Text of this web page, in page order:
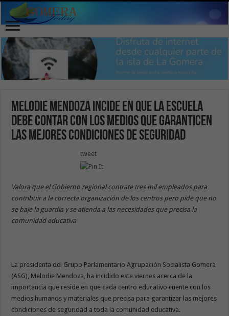
Melodie Mendoza incide en que la escuela
debe contar con los medios que garanticen
las mejores condiciones de seguridad
tweet
Valora que el Gobierno regional contrate tres mil empleados para
contribuir a la correcta organización de los centros pero pide que no
se baje la guardia y se atienda a las necesidades que precisa la
comunidad educativa
La presidenta del Grupo Parlamentario Agrupación Socialista Gomera
(ASG), Melodie Mendoza, ha incidido este viernes acerca de la
importancia que reside en que cada centro educativo cuente con los
medios humanos y materiales que precisa para garantizar las mejores
condiciones de seguridad a toda la comunidad educativa.